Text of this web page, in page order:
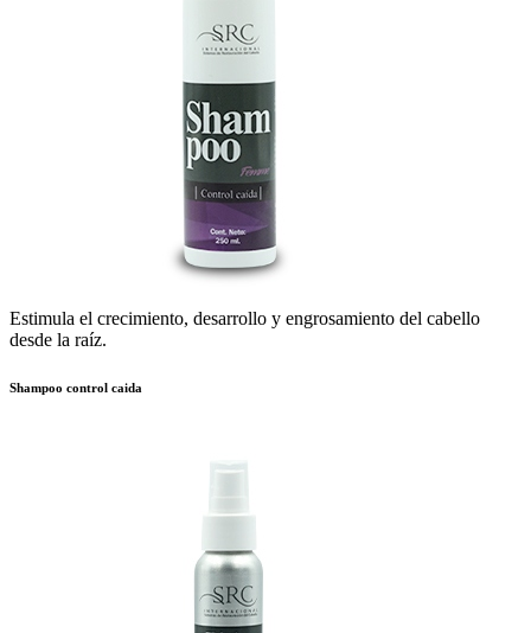
Estimula el crecimiento, desarrollo y engrosamiento del cabello
desde la raíz.
Shampoo control caida